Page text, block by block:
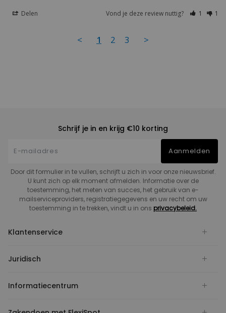
Delen Vond je deze review nuttig? 1 1
< 1 2 3 >
Schrijf je in en krijg €10 korting
Aanmelden
Door dit formulier in te vullen, schrijft u zich in voor onze nieuwsbrief.
U kunt zich op elk moment afmelden. Informatie over de
toestemming, het meten van succes, het gebruik van e-
mailserviceproviders, registratiegegevens en uw recht om uw
toestemming in te trekken, vindt u in ons privacybeleid.
Klantenservice
Juridisch
Informatiecentrum